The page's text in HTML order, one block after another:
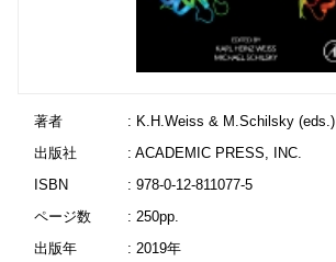
著者
: K.H.Weiss & M.Schilsky (eds.)
出版社
: ACADEMIC PRESS, INC.
ISBN
: 978-0-12-811077-5
ページ数
: 250pp.
出版年
: 2019年